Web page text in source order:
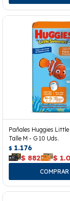
Pañales Huggies
Talle M - G 10 Uds.
$ 1.176
$ 882 $